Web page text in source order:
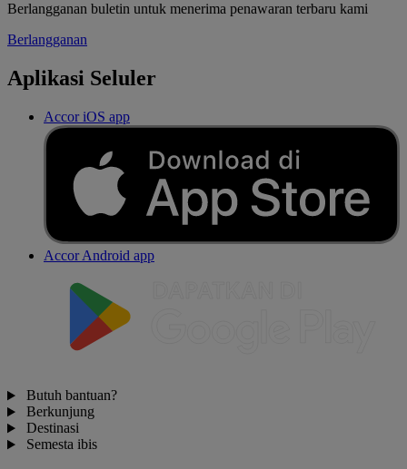
Berlangganan buletin untuk menerima penawaran terbaru kami
Berlangganan
Aplikasi Seluler
Accor iOS app
Accor Android app
Butuh bantuan?
Berkunjung
Destinasi
Semesta ibis